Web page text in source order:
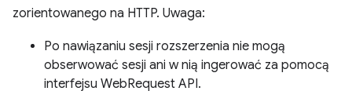
zorientowanego na HTTP. Uwaga:
Po nawiązaniu sesji rozszerzenia nie mogą
obserwować sesji ani w nią ingerować za pomocą
interfejsu WebRequest API.